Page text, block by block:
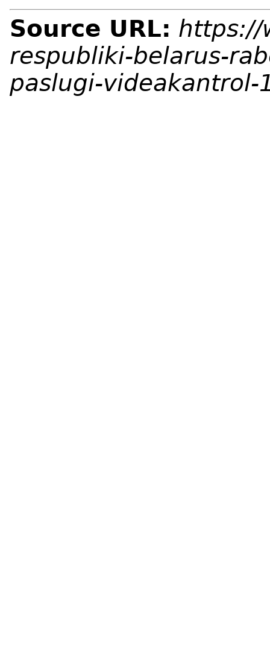
Source URL: https://
respubliki-belarus-
paslugi-videakantrol-